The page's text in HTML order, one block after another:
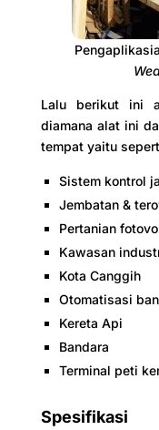
Lalu berikut ini
diamana alat ini
tempat yaitu
Sistem kontrol
Jembatan &
Pertanian
Kawasan
Kota Canggih
Otomatisasi
Kereta Api
Bandara
Terminal peti
Spesifikasi